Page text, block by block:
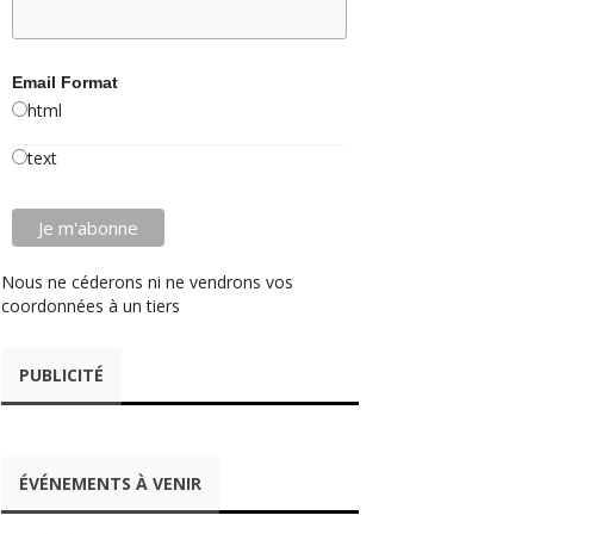
Email Format
html
text
Nous ne céderons ni ne vendrons vos
coordonnées à un tiers
PUBLICITÉ
ÉVÉNEMENTS À VENIR